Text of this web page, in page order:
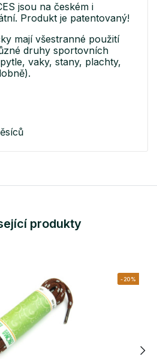
jsou na českém i
Produkt je patentovaný!
mají všestranné použití
druhy sportovních
vaky, stany, plachty,
produkty
-20%